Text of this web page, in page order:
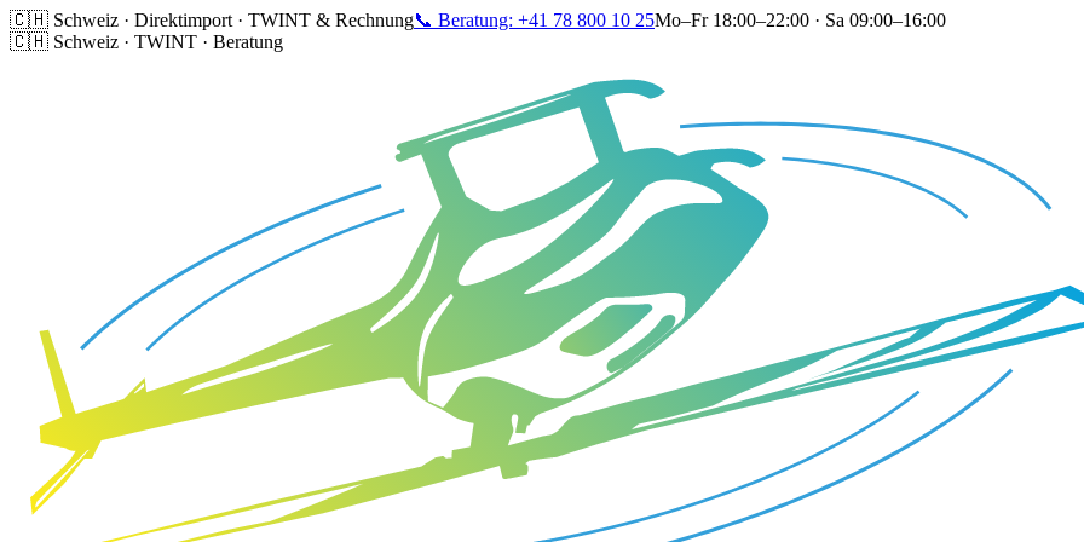
🇨🇭 Schweiz · Direktimport · TWINT & Rechnung📞 Beratung: +41 78 800 10 25Mo–Fr 18:00–22:00 · Sa 09:00–16:00
🇨🇭 Schweiz · TWINT · Beratung